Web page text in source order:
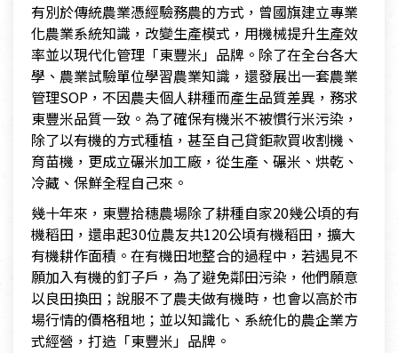
有別於傳統農業憑經驗務農的方式，曾國旗建立專業
化農業系統知識，改變生產模式，用機械提升生產效
率並以現代化管理「東豐米」品牌。除了在全台各大
學、農業試驗單位學習農業知識，還發展出一套農業
管理SOP，不因農夫個人耕種而產生品質差異，務求
東豐米品質一致。為了確保有機米不被慣行米污染，
除了以有機的方式種植，甚至自己貸鉅款買收割機、
育苗機，更成立碾米加工廠，從生產、碾米、烘乾、
冷藏、保鮮全程自己來。
幾十年來，東豐拾穗農場除了耕種自家20幾公頃的有
機稻田，還串起30位農友共120公頃有機稻田，擴大
有機耕作面積。在有機田地整合的過程中，若遇見不
願加入有機的釘子戶，為了避免鄰田污染，他們願意
以良田換田；說服不了農夫做有機時，也會以高於市
場行情的價格租地；並以知識化、系統化的農企業方
式經營，打造「東豐米」品牌。